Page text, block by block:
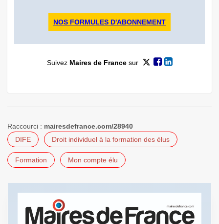
NOS FORMULES D'ABONNEMENT
Suivez Maires de Francesur
Raccourci : mairesdefrance.com/28940
DIFE
Droit individuel à la formation des élus
Formation Mon compte élu